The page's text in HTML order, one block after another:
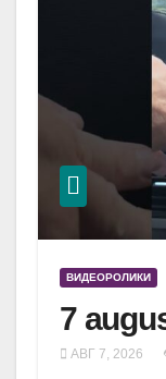
ВИДЕОРОЛИКИ
7
АВГ 7, 2026